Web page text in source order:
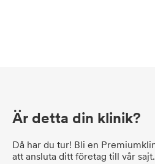
Är detta din klinik?
Då har du tur! Bli en
att ansluta ditt företag till vår sajt.